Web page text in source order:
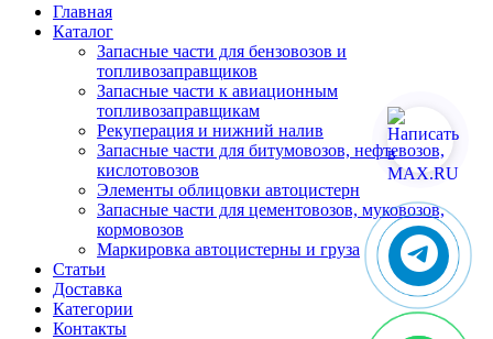
Главная
Каталог
Запасные части для бензовозов и
топливозаправщиков
Запасные части к авиационным
топливозаправщикам
Рекуперация и нижний налив
Запасные части для битумовозов, нефтевозов,
кислотовозов
Элементы облицовки автоцистерн
Запасные части для цементовозов, муковозов,
кормовозов
Маркировка автоцистерны и груза
Статьи
Доставка
Категории
Контакты